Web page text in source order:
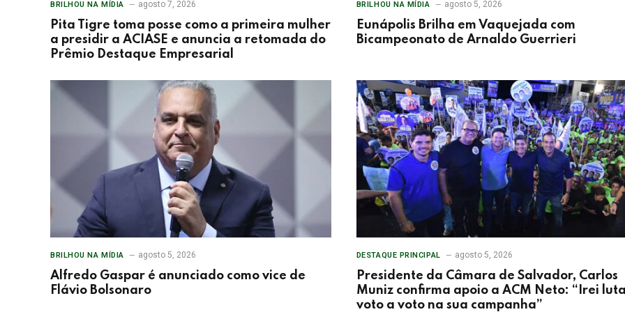
BRILHOU NA MÍDIA agosto 7, 2026
Pita Tigre toma posse como a primeira mulher
a presidir a ACIASE e anuncia a retomada do
Prêmio Destaque Empresarial
BRILHOU NA MÍDIA agosto 5, 2026
Eunápolis Brilha em Vaquejada com
Bicampeonato de Arnaldo Guerrieri
BRILHOU NA MÍDIA agosto 5, 2026
Alfredo Gaspar é anunciado como vice de
Flávio Bolsonaro
DESTAQUE PRINCIPAL agosto 5, 2026
Presidente da Câmara de Salvador, Carlos
Muniz confirma apoio a ACM Neto: “Irei
voto a voto na sua campanha”